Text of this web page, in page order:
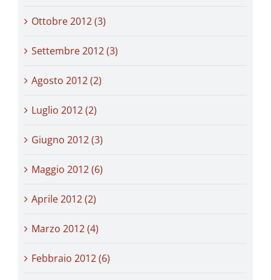
Ottobre 2012 (3)
Settembre 2012 (3)
Agosto 2012 (2)
Luglio 2012 (2)
Giugno 2012 (3)
Maggio 2012 (6)
Aprile 2012 (2)
Marzo 2012 (4)
Febbraio 2012 (6)